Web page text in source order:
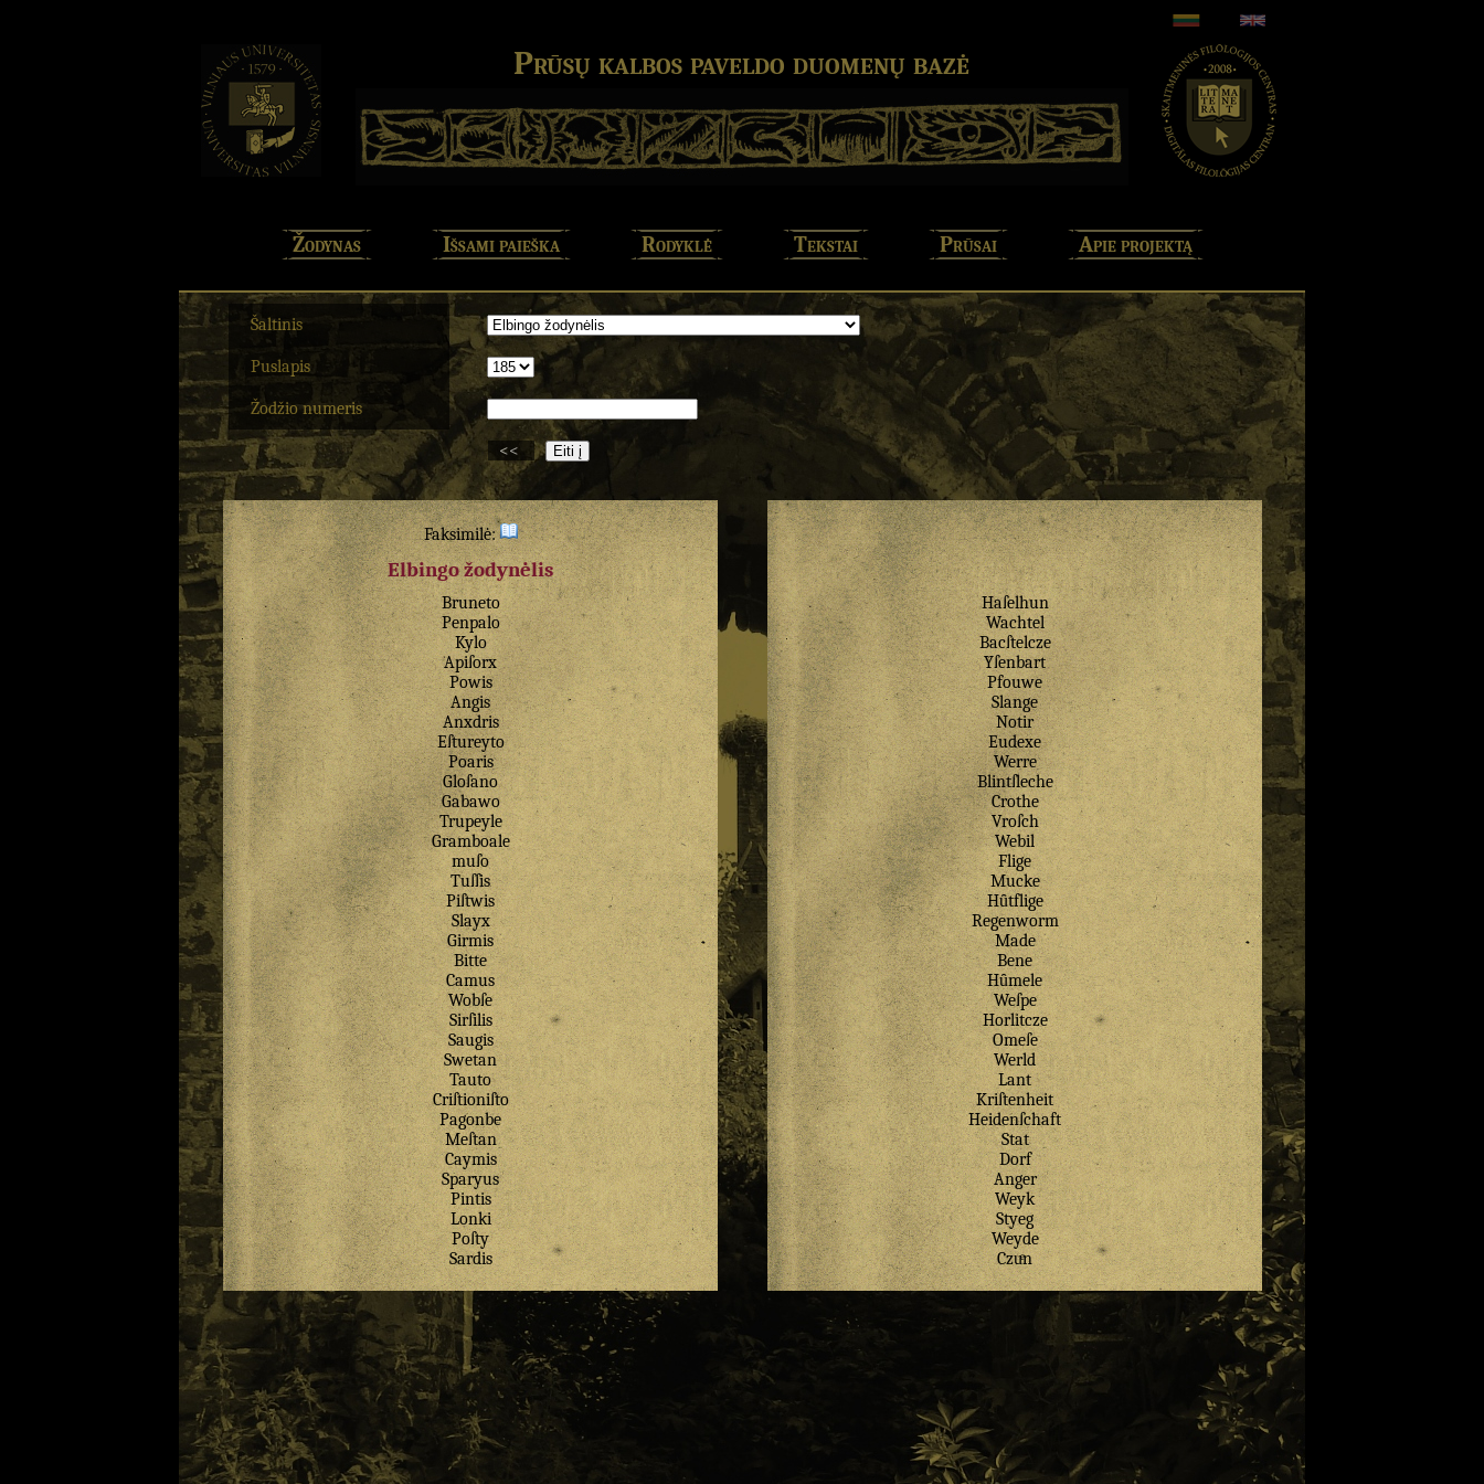
Prūsų kalbos paveldo duomenų bazė
Žodynas Išsami paieška Rodyklė Tekstai Prūsai Apie projektą
Šaltinis
Puslapis
Žodžio numeris
<<
Faksimilė:
Elbingo žodynėlis
Bruneto
Penpalo
Kylo
Apiſorx
Powis
Angis
Anxdris
Eſtureyto
Poaris
Gloſano
Gabawo
Trupeyle
Gramboale
muſo
Tuſſis
Piſtwis
Slayx
Girmis
Bitte
Camus
Wobſe
Sirſilis
Saugis
Swetan
Tauto
Criſtioniſto
Pagonbe
Meſtan
Caymis
Sparyus
Pintis
Lonki
Poſty
Sardis
Haſelhun
Wachtel
Bacſtelcze
Yſenbart
Pfouwe
Slange
Notir
Eudexe
Werre
Blintſleche
Crothe
Vroſch
Webil
Flige
Mucke
Hȗtflige
Regenworm
Made
Bene
Hȗmele
Weſpe
Horlitcze
Omeſe
Werld
Lant
Kriſtenheit
Heidenſchaft
Stat
Dorf
Anger
Weyk
Styeg
Weyde
Czuͤn